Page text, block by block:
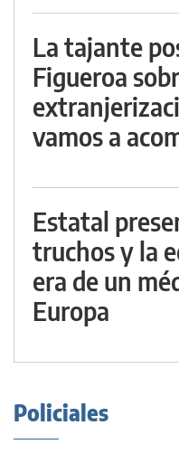
La tajante
Figueroa
vamos a
Estatal
truchos y la
era de un
Europa
Policiales